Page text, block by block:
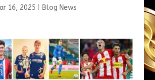
16, 2025 Blog News